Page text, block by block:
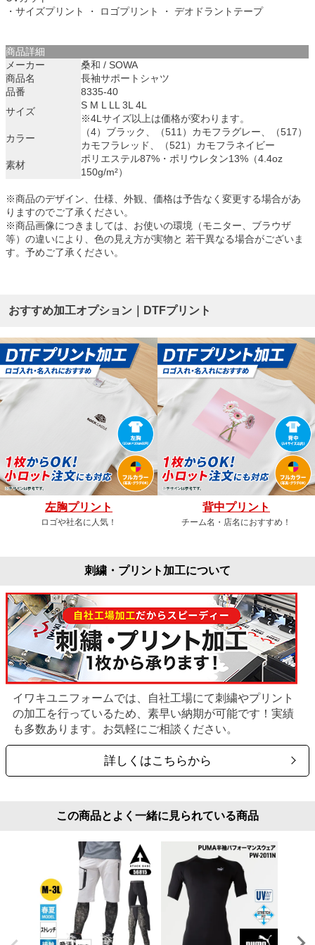
・サイズプリント ・ ロゴプリント ・ デオドラントテープ
商品詳細
メーカー
桑和 / SOWA
商品名
長袖サポートシャツ
品番
8335-40
サイズ
S M L LL 3L 4L
※4Lサイズ以上は価格が変わります。
カラー
（4）ブラック、（511）カモフラグレー、（517）
カモフラレッド、（521）カモフラネイビー
素材
ポリエステル87%・ポリウレタン13%（4.4oz
150g/m²）
※商品のデザイン、仕様、外観、価格は予告なく変更する場合があ
りますのでご了承ください。
※商品画像につきましては、お使いの環境（モニター、ブラウザ
等）の違いにより、色の見え方が実物と 若干異なる場合がございま
す。予めご了承ください。
おすすめ加工オプション｜DTFプリント
左胸プリント
ロゴや社名に人気！
背中プリント
チーム名・店名におすすめ！
刺繍・プリント加工について
イワキユニフォームでは、自社工場にて刺繍やプリント
の加工を行っているため、素早い納期が可能です！実績
も多数あります。お気軽にご相談ください。
詳しくはこちらから
この商品とよく一緒に見られている商品